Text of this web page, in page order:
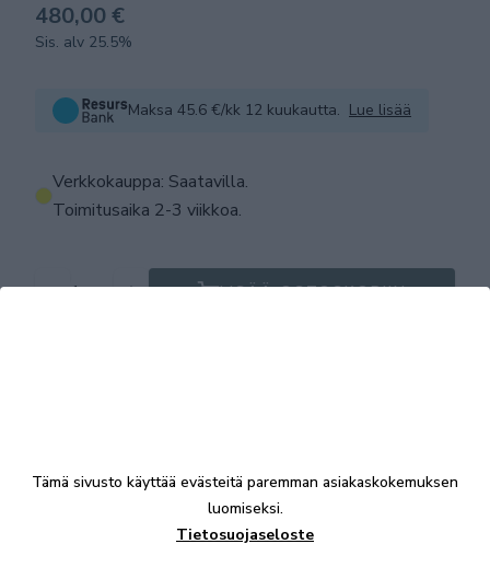
480,00 €
Sis. alv 25.5%
Maksa 45.6 €/kk 12 kuukautta. Lue lisää
Verkkokauppa: Saatavilla.
Toimitusaika 2-3 viikkoa.
LISÄÄ OSTOSKORIIN
Tämä sivusto käyttää evästeitä paremman asiakaskokemuksen
luomiseksi.
Tietosuojaseloste